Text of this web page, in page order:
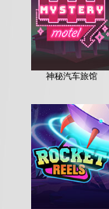
神秘汽车旅馆